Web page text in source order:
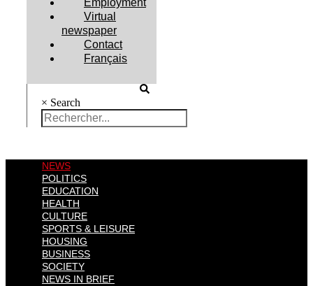
Employment
Virtual
newspaper
Contact
Français
× Search
NEWS
POLITICS
EDUCATION
HEALTH
CULTURE
SPORTS & LEISURE
HOUSING
BUSINESS
SOCIETY
NEWS IN BRIEF